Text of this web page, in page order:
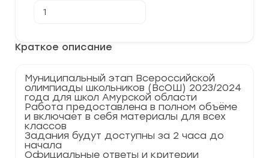
Краткое описание
Муниципальный этап Всероссийской
олимпиады школьников (ВсОШ) 2023/2024
года для школ Амурской области
Работа предоставлена в полном объёме
и включает в себя материалы для всех
классов
Задания будут доступны за 2 часа до
начала
Официальные ответы и критерии
товара
этап
по
2024
Амурская
область
28
регион